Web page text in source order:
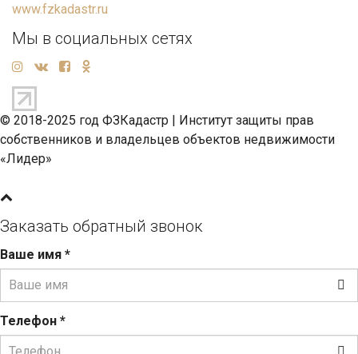
www.fzkadastr.ru
Мы в социальных сетях
© 2018-2025 год ФЗКадастр | Институт защиты прав
собственников и владельцев объектов недвижимости
«Лидер»
Заказать обратный звонок
Ваше имя *
Телефон *